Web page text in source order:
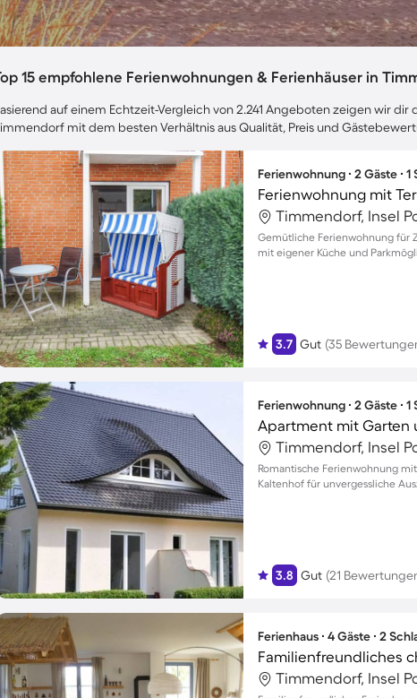
15 empfohlene Ferienwohnungen & Ferienhäuser in
auf einem Echtzeit-Vergleich von 2.241 Angeboten zeigen wir
mit dem besten Verhältnis aus Qualität, Preis und
Ferienwohnung ∙ 2 Gäste ∙
Ferienwohnung mit
Timmendorf, Insel
Gemütliche Ferienwohnung für
mit eigener Küche und
3.7 Gut (35
Ferienwohnung ∙ 2 Gäste ∙
Apartment mit Garten
Timmendorf, Insel
Romantische Ferienwohnung
Kaltenhof für unvergessliche
3.8 Gut (21
Ferienhaus ∙ 4 Gäste ∙ 2
Timmendorf, Insel